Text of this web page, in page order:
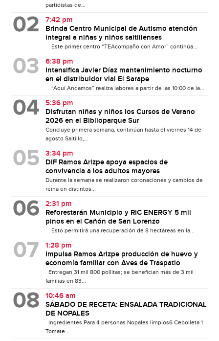
partidistas de...
7:42 pm
Brinda Centro Municipal de Autismo atención
integral a niñas y niños saltillenses
Este primer centro “TEAcompaño con Amor” continúa...
6:38 pm
Intensifica Javier Díaz mantenimiento nocturno
en el distribuidor vial El Sarape
“Aquí Andamos” realiza labores a partir de las 10:00 de la...
5:36 pm
Disfrutan niñas y niños los Cursos de Verano
2026 en el Biblioparque Sur
Concluye primera semana, continúan hasta el viernes 14 de
agosto Saltillo,...
3:34 pm
DIF Ramos Arizpe apoya espacios de
convivencia a los adultos mayores
Durante la semana se realizaron coronaciones y cambios de
reina en distintos...
2:31 pm
Reforestarán Municipio y RIC ENERGY 5 mil
pinos en el Cañón de San Lorenzo
Esto permitirá una recuperación de 8 hectáreas en la...
1:28 pm
Impulsa Ramos Arizpe producción de huevo y
economía familiar con Aves de Traspatio
Entregan 31 mil 800 pollitas; se benefician más de 3 mil
familias en 83...
10:46 am
SÁBADO DE RECETA: ENSALADA TRADICIONAL
DE NOPALES
Ingredientes Para 4 personas Nopales limpios6 Cebolleta 1
Tomate...